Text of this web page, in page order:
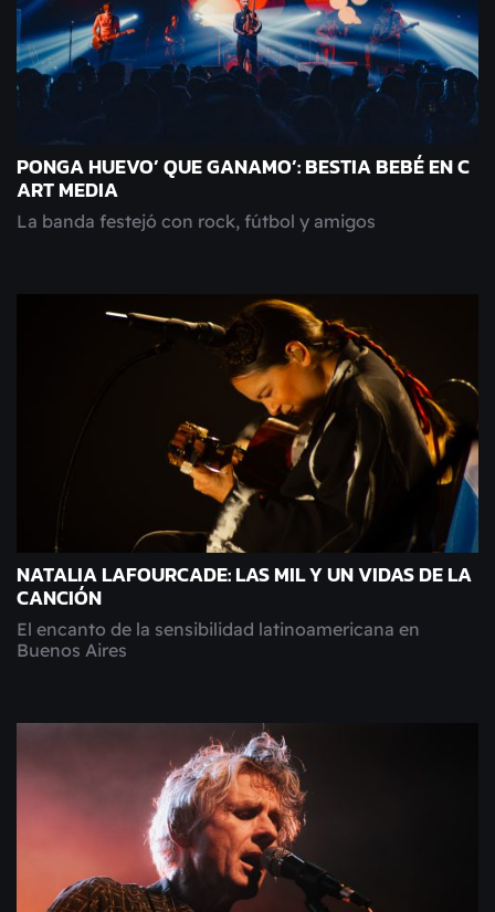
PONGA HUEVO’ QUE GANAMO’: BESTIA BEBÉ EN C
ART MEDIA
La banda festejó con rock, fútbol y amigos
NATALIA LAFOURCADE: LAS MIL Y UN VIDAS DE LA
CANCIÓN
El encanto de la sensibilidad latinoamericana en
Buenos Aires